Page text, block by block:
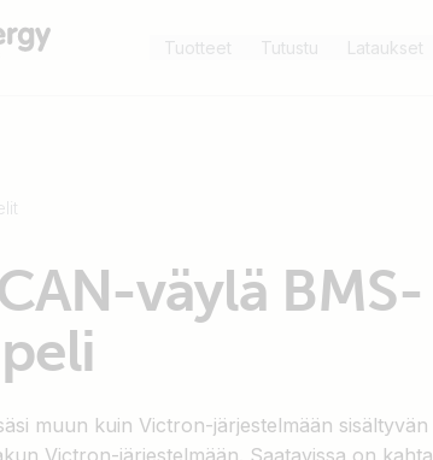
Tuotteet Tutustu Lataukset
väylä BMS-
muun kuin Victron-järjestelmään sisältyvän
Victron-järjestelmään. Saatavissa on kahta